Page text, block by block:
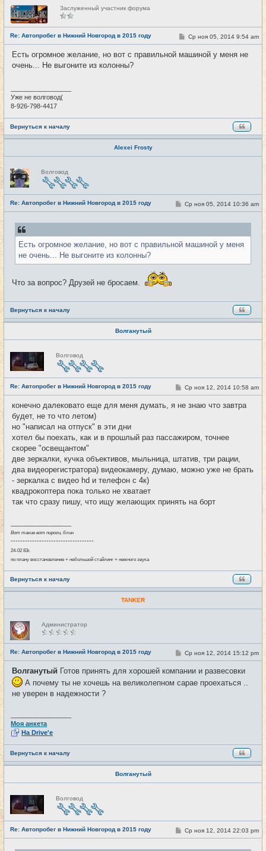
Н
е
в
с
е
Заслуженный участник форума
Re: Автопробег в Нижний Новгород в 2015 году #10
С
о
б
Ср ноя 05, 2014 9:54 am
Есть огромное желание, но вот с правильной машиной у меня не
очень... Не выгоните из колонны?
Уже не волговод(
8-926-798-4417
Вернуться к началу
Alexei Frosty
Н
е
в
с
е
т
и
Волговод
Re: Автопробег в Нижний Новгород в 2015 году #11
С
о
н
Ср ноя 05, 2014 10:36 am
Есть огромное желание, но вот с правильной машиной у меня
не очень... Не выгоните из колонны?
Что за вопрос? Друзей не бросаем.
Вернуться к началу
Волганутый
Н
е
в
с
е
т
и
Волговод
Re: Автопробег в Нижний Новгород в 2015 году #12
С
о
б
и
Ср ноя 12, 2014 10:58 am
конечно далековато еще для меня думать, я не знаю что завтра
будет, не то что летом)
но "написал на отпуск" в эти дни
хотел бы поехать, как и в прошлый раз пассажиром, точнее
скорее "освещантом"
две зеркалки, кучка объективов, мыльница, штатив, три рации,
два видеорегистратора) видеокамеру, думаю, можно уже не брать
- зеркалка с видео hd и телефон с 4к)
квадрокоптера пока только не хватает
так что сразу пишу, что ищу желающих принять на борт
Вот такие вот пироги, блин
-----------------------------------
24-02 83г.
по плану восстановление + небольшой стайлинг + немного звука
Вернуться к началу
TANKER
Н
е
в
с
е
т
и
Администратор
Re: Автопробег в Нижний Новгород в 2015 году #13
С
о
б
щ
Ср ноя 12, 2014 15:12 pm
Волганутый Готов принять для хорошей компании и развесовки
А почему ты не хочешь на великолепном сарае проехаться ..
не уверен в надежности ?
Моя анкета
На Drive'e
Вернуться к началу
Волганутый
Н
е
в
с
е
т
и
Волговод
Re: Автопробег в Нижний Новгород в 2015 году #14
С
о
Ср ноя 12, 2014 22:03 pm